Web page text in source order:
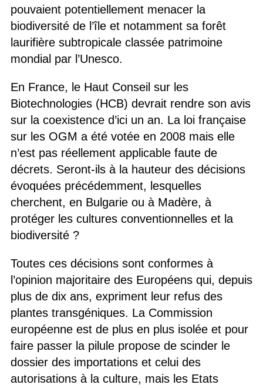
pouvaient potentiellement menacer la
biodiversité de l’île et notamment sa forêt
laurifière subtropicale classée patrimoine
mondial par l’Unesco.
En France, le Haut Conseil sur les
Biotechnologies (HCB) devrait rendre son avis
sur la coexistence d’ici un an. La loi française
sur les OGM a été votée en 2008 mais elle
n’est pas réellement applicable faute de
décrets. Seront-ils à la hauteur des décisions
évoquées précédemment, lesquelles
cherchent, en Bulgarie ou à Madère, à
protéger les cultures conventionnelles et la
biodiversité ?
Toutes ces décisions sont conformes à
l’opinion majoritaire des Européens qui, depuis
plus de dix ans, expriment leur refus des
plantes transgéniques. La Commission
européenne est de plus en plus isolée et pour
faire passer la pilule propose de scinder le
dossier des importations et celui des
autorisations à la culture, mais les Etats